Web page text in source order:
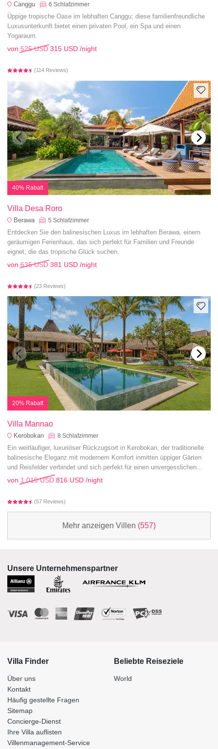
Canggu 6 Schlafzimmer
Üppige tropische Oase im lebhaften Canggu; diese familienfreundliche
Luxusunterkunft bietet einen privaten Pool, ein Spa und einen
Yogaraum.
von 525 USD 315 USD /night
(114 Reviews)
40% Rabatt
Villa Desa Roro
Berawa 5 Schlafzimmer
Entdecken Sie den balinesischen Luxus im lebhaften Berawa, einem
geräumigen Ferienhaus, das sich perfekt für Familien und Freunde
eignet, die das tropische Glück suchen.
von 635 USD 381 USD /night
(23 Reviews)
20% Rabatt
Villa Mannao
Kerobokan 8 Schlafzimmer
Ein weitläufiger, luxuriöser Rückzugsort in Kerobokan, der traditionelle
balinesische Eleganz mit modernem Komfort inmitten üppiger Gärten
und Reisfelder verbindet und sich perfekt für einen unvergesslichen
Familienurlaub eignet.
von 1.019 USD 816 USD /night
(57 Reviews)
Mehr anzeigen Villen (557)
Unsere Unternehmenspartner
Villa Finder
Über uns
Kontakt
Häufig gestellte Fragen
Sitemap
Concierge-Dienst
Ihre Villa auflisten
Villenmanagement-Service
Beliebte Reiseziele
World